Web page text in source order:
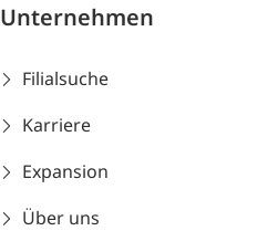
Unternehmen
Filialsuche
Karriere
Expansion
Über uns